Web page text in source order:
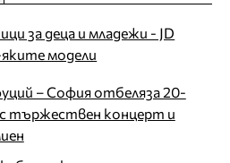
за деца и младежи - JD
модели
– София отбеляза 20-
тържествен концерт и